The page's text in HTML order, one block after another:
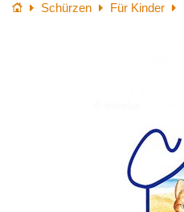
StartseiteSchürzen Für Kinder